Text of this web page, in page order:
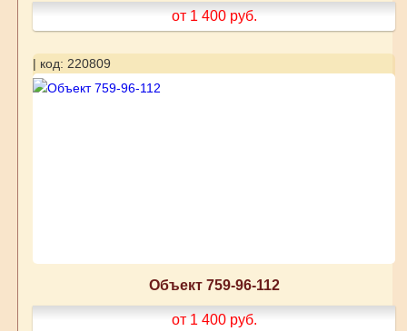
от 1 400 руб.
| код: 220809
Объект 759-96-112
от 1 400 руб.